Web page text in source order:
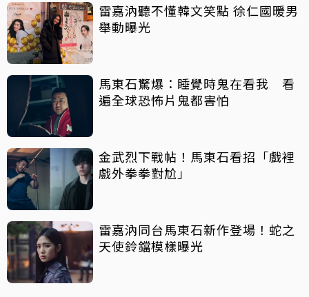
雷嘉汭聽不懂韓文笑點 徐仁國暖男
舉動曝光
馬東石驚爆：睡覺時鬼在看我 看
遍全球恐怖片鬼都害怕
金武烈下戰帖！馬東石看招「戲裡
戲外拳拳對尬」
雷嘉汭同台馬東石新作登場！蛇之
天使鈴鐺模樣曝光